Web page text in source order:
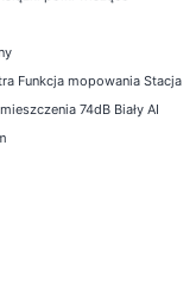
Funkcja mopowania Stacja
74dB Biały AI